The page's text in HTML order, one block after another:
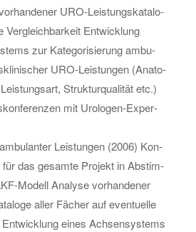
URO-Leis­tungs­ka­ta­lo­
Ver­gleich­bar­keit Ent­wick­lung
zur Ka­te­go­ri­sie­rung am­bu­
URO-Leis­tun­gen (Ana­to­
Struk­tur­qua­li­tät etc.)
mit Uro­lo­gen-Ex­per­
Leis­tun­gen (2006) Kon­
das ge­sam­te Pro­jekt in Ab­stim­
Mo­dell Ana­ly­se vor­han­de­ner
aller Fä­cher auf even­tu­el­le
eines Ach­sen­sys­tems